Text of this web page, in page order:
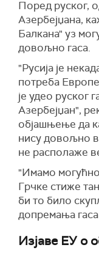
Поред руског,
Азербејџана,
Балкана" уз
довољно гаса.
"Русија је
потреба
је удео руског
Азербејџан",
објашњење да
нису довољно
не располаже
"Имамо
Грчке стиже
би то било
допремања гаса
Изјаве ЕУ о